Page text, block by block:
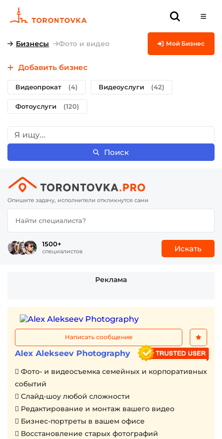
Бизнесы Фото и видео Мой Бизнес
Добавить бизнес
Видеопрокат (4) Видеоуслуги (42)
Фотоуслуги (120)
Поиск
Опишите задачу, исполнители откликнутся сами
1500+
специалистов Искать
Реклама
Написать сообщение
Alex Alekseev Photography
 Фото- и видеосъемка семейных и корпоративных
событий
 Слайд-шоу любой сложности
 Редактирование и монтаж вашего видео
 Бизнес-портреты в вашем офисе
 Восстановление старых фотографий